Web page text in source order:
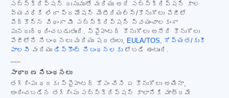
సబ్‌స్క్రిప్షన్ రుసుముతో మరియు అదే సబ్‌స్క్రిప్షన్ కాల
వ్యవధికి లేదా ప్రమోషన్ మెటీరియల్స్/కొనుగోలు పేజీలో
పేర్కొన్న విధంగా మీ సబ్‌స్క్రిప్షన్ స్వయంచాలకంగా
పునరుద్ధరించబడుతుంది. స్పైహంటర్ కొనుగోలు అనేది కొనుగోలు
పేజీలోని నిబంధనలు మరియు షరతులు, EULA/TOS, గోప్యత/కుకీ
పాలసీ మరియు డిస్కౌంట్ నిబంధనలకు లోబడి ఉంటుంది.
-----
సాధారణ నిబంధనలు
తగ్గింపు ధరకు స్పైహంటర్ కోసం చేసే ఏ కొనుగోలు అయినా,
అందించబడిన తగ్గింపు సబ్‌స్క్రిప్షన్ కాలానికి మాత్రమే